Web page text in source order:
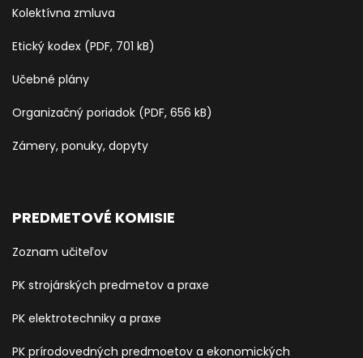
Kolektívna zmluva
Etický kodex (PDF, 701 kB)
Učebné plány
Organizačný poriadok (PDF, 656 kB)
Zámery, ponuky, dopyty
PREDMETOVÉ KOMISIE
Zoznam učiteľov
PK strojárských predmetov a praxe
PK elektrotechniky a praxe
PK prírodovedných predmoetov a ekonomických